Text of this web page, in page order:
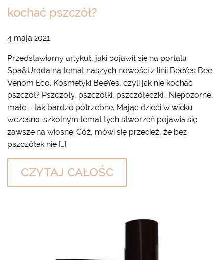
kochać pszczół?
4 maja 2021
Przedstawiamy artykuł, jaki pojawił się na portalu
Spa&Uroda na temat naszych nowości z linii BeeYes Bee
Venom Eco. Kosmetyki BeeYes, czyli jak nie kochać
pszczół? Pszczoły, pszczółki, pszczółeczki… Niepozorne,
małe – tak bardzo potrzebne. Mając dzieci w wieku
wczesno-szkolnym temat tych stworzeń pojawia się
zawsze na wiosnę. Cóż, mówi się przecież, że bez
pszczółek nie […]
CZYTAJ CAŁOŚĆ